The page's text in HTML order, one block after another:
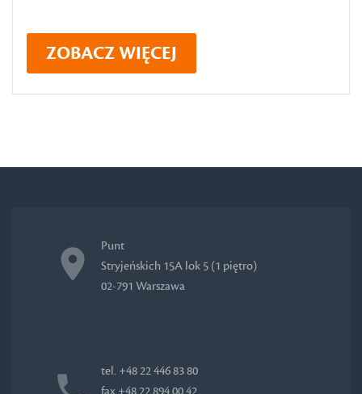
ZOBACZ WIĘCEJ
Punt
Stryjeńskich 15A lok 5 (1 piętro)
02-791 Warszawa
tel. +48 22 446 83 80